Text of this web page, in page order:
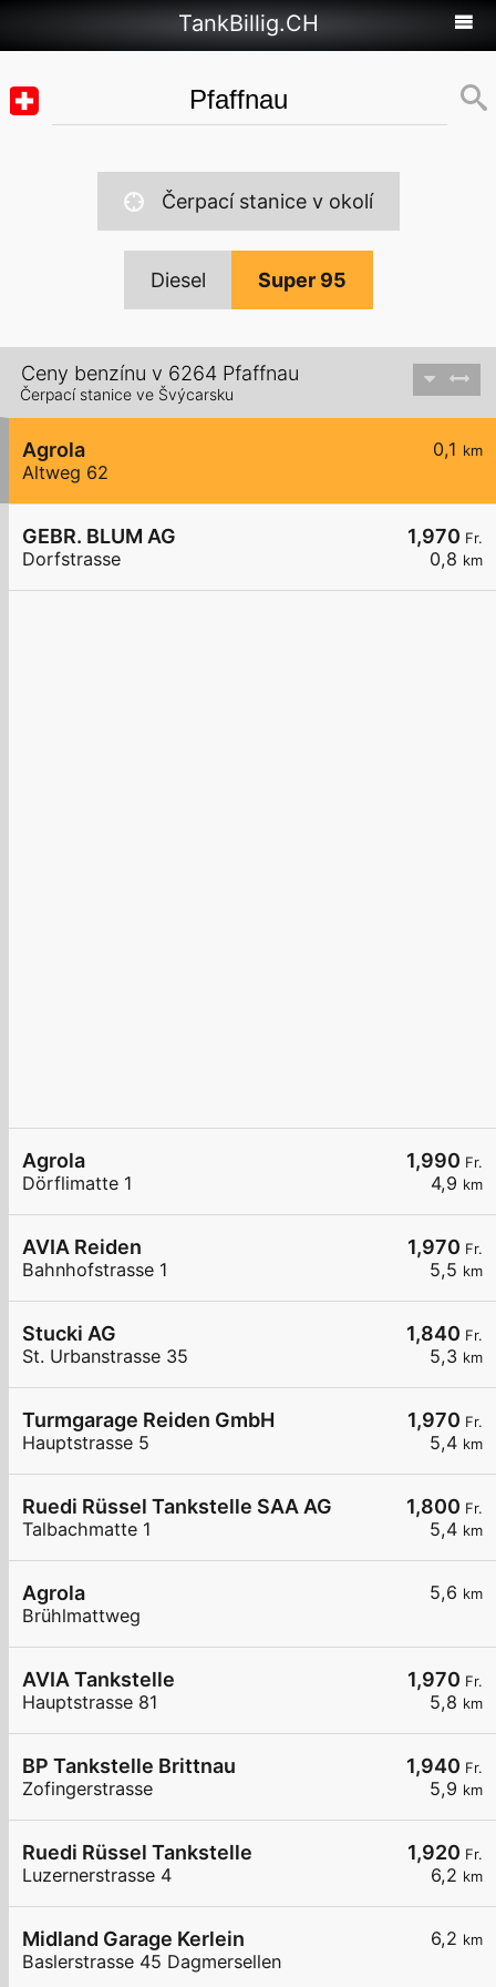
TankBillig.CH
Čerpací stanice v okolí
Diesel Super 95
Ceny benzínu v 6264 Pfaffnau
Čerpací stanice ve Švýcarsku
0,1 km
Agrola
Altweg 62
1,970 Fr.
0,8 km
GEBR. BLUM AG
Dorfstrasse
1,990 Fr.
4,9 km
Agrola
Dörflimatte 1
1,970 Fr.
5,5 km
AVIA Reiden
Bahnhofstrasse 1
1,840 Fr.
5,3 km
Stucki AG
St. Urbanstrasse 35
1,970 Fr.
5,4 km
Turmgarage Reiden GmbH
Hauptstrasse 5
1,800 Fr.
5,4 km
Ruedi Rüssel Tankstelle SAA AG
Talbachmatte 1
5,6 km
Agrola
Brühlmattweg
1,970 Fr.
5,8 km
AVIA Tankstelle
Hauptstrasse 81
1,940 Fr.
5,9 km
BP Tankstelle Brittnau
Zofingerstrasse
1,920 Fr.
6,2 km
Ruedi Rüssel Tankstelle
Luzernerstrasse 4
6,2 km
Midland Garage Kerlein
Baslerstrasse 45 Dagmersellen